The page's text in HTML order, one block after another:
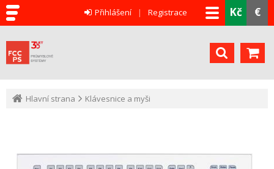
Kč €
Přihlášení Registrace
Hlavní strana Klávesnice a myši